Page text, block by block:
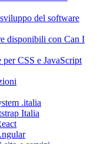
del software
disponibili con Can I
CSS e JavaScript
.italia
Italia